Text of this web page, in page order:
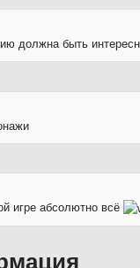
должна быть
игре абсолютно всё